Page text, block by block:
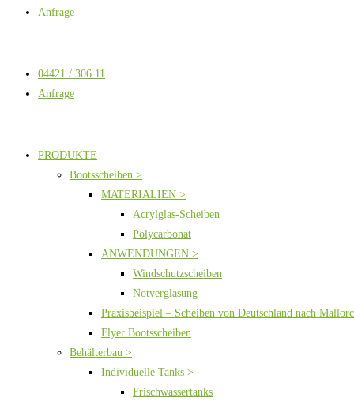
Anfrage
04421 / 306 11
Anfrage
PRODUKTE
Bootsscheiben >
MATERIALIEN >
Acrylglas-Scheiben
Polycarbonat
ANWENDUNGEN >
Windschutzscheiben
Notverglasung
Praxisbeispiel – Scheiben von Deutschland nach
Flyer Bootsscheiben
Behälterbau >
Individuelle Tanks >
Frischwassertanks